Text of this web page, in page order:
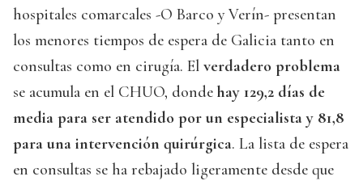
hospitales comarcales -O Barco y Verín- presentan
los menores tiempos de espera de Galicia tanto en
consultas como en cirugía. El verdadero problema
se acumula en el CHUO, donde hay 129,2 días de
media para ser atendido por un especialista y 81,8
para una intervención quirúrgica. La lista de espera
en consultas se ha rebajado ligeramente desde que